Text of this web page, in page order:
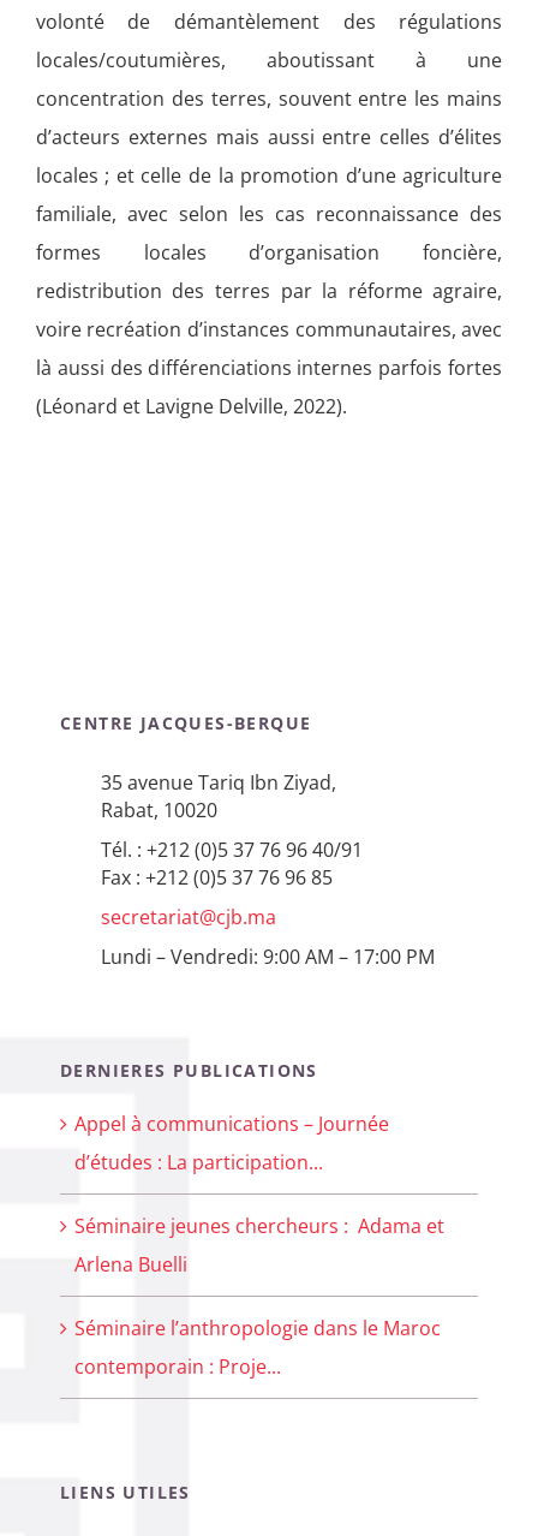
volonté de démantèlement des régulations
locales/coutumières, aboutissant à une
concentration des terres, souvent entre les mains
d’acteurs externes mais aussi entre celles d’élites
locales ; et celle de la promotion d’une agriculture
familiale, avec selon les cas reconnaissance des
formes locales d’organisation foncière,
redistribution des terres par la réforme agraire,
voire recréation d’instances communautaires, avec
là aussi des différenciations internes parfois fortes
(Léonard et Lavigne Delville, 2022).
CENTRE JACQUES-BERQUE
35 avenue Tariq Ibn Ziyad,
Rabat, 10020
Tél. : +212 (0)5 37 76 96 40/91
Fax : +212 (0)5 37 76 96 85
secretariat@cjb.ma
Lundi – Vendredi: 9:00 AM – 17:00 PM
DERNIERES PUBLICATIONS
Appel à communications – Journée
d’études : La participation...
Séminaire jeunes chercheurs : Adama et
Arlena Buelli
Séminaire l’anthropologie dans le Maroc
contemporain : Proje...
LIENS UTILES